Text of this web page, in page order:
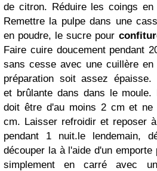
de citron. Réduire les coings
Remettre la pulpe dans une
en poudre, le sucre pour
Faire cuire doucement pendant
sans cesse avec une cuillère en
préparation soit assez
et brûlante dans dans le moule.
doit être d'au moins 2 cm et ne
cm. Laisser refroidir et reposer
pendant 1 nuit.le lendemain,
découper la à l'aide d'un
simplement en carré avec